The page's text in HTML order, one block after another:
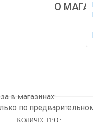
О
в магазинах:
по
КОЛИЧЕСТВО :